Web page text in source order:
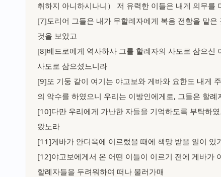
취하지 아니하시나니） 저 유력한 이들은 내게 의무를
[7]도리어 그들은 내가 무할례자에게 복음 전함을 맡
것을 보았고
[8]베드로에게 역사하사 그를 할례자의 사도로 삼으신
사도로 삼으셨느니라
[9]또 기둥 같이 여기는 야고보와 게바와 요한도 내게
의 악수를 하였으니 우리는 이방인에게로, 그들은 할
[10]다만 우리에게 가난한 자들을 기억하도록 부탁하
왔노라
[11]게바가 안디옥에 이르렀을 때에 책망 받을 일이 있
[12]야고보에게서 온 어떤 이들이 이르기 전에 게바가
할례자들을 두려워하여 떠나 물러가매